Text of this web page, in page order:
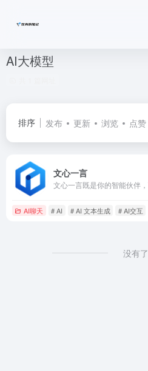
AI大模型
排序 发布 更新 浏览 点赞
文心一言
AI聊天 # AI # AI 文本生成 # AI交互
没有了